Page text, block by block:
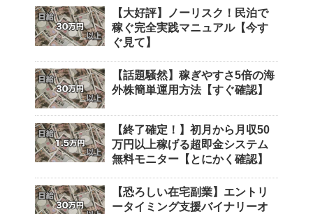
【大好評】ノーリスク！民泊で
稼ぐ完全実践マニュアル【今す
ぐ見て】
【話題騒然】稼ぎやすさ5倍の海
外株簡単運用方法【すぐ確認】
【終了確定！】初月から月収50
万円以上稼げる超即金システム
無料モニター【とにかく確認】
【恐ろしい在宅副業】エントリ
ータイミング支援バイナリーオ